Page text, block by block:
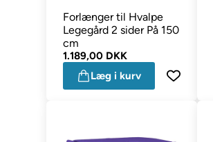
Forlænger til Hvalpe
Legegård 2 sider På 150
cm
1.189,00 DKK
Læg i kurv